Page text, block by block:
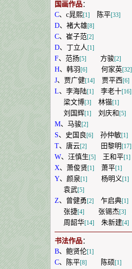
国画作品：
C、 c晁熙[1] 陈平[33]
D、 褚大雄[8]
C、 崔子范[2]
D、 丁立人[1]
F、 范扬[5] 方骏[2]
H、 韩羽 [6] 何家英[32]
J、 贾广健[14] 贾平西[6]
L、 李海陆[1] 李老十[16]
梁文博[3] 林锴[1]
刘国辉[1] 刘庆和 [5]
M、 马骏[2]
S、 史国良[6] 孙仲敏[1]
T、 唐云[2] 田黎明 [17]
W、 汪慎生[5] 王和平[1]
X、 萧俊贤[1] 萧平[1]
Y、 颜泉[1] 杨明义[1]
袁武[5]
Z、 曾健勇[2] 乍启典[1]
张捷[4] 张锡杰[3]
周韶华[14] 朱新建[4]
书法作品：
B、 鲍贤伦[1]
C、 陈平[8] 陈硕[1]